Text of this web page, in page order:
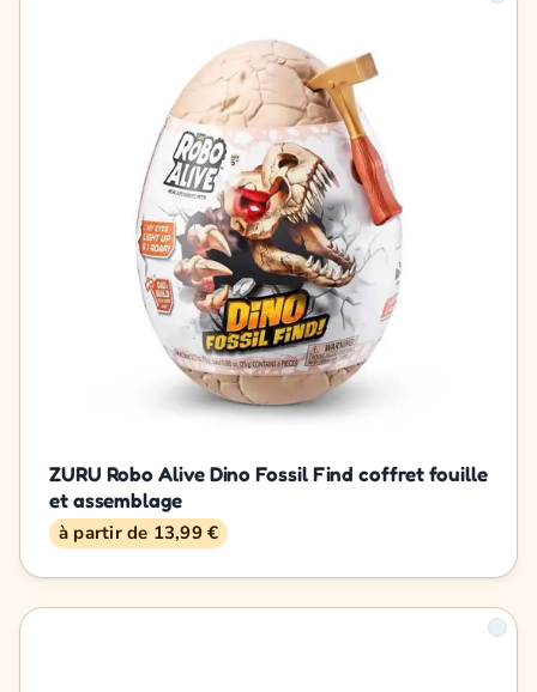
ZURU Robo Alive Dino Fossil Find coffret fouille
et assemblage
à partir de 13,99 €